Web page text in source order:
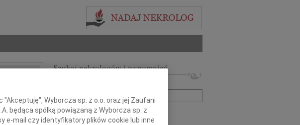
Szukaj nekrologów i wspomnień
+ szukanie zaawansowane
Wyborcza sp. z o.o. oraz jej Zaufani
będąca spółką powiązaną z Wyborcza sp. z
e-mail czy identyfikatory plików cookie lub inne